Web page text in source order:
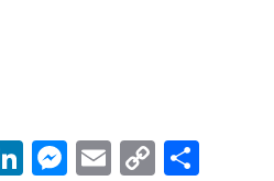
Li M E
C